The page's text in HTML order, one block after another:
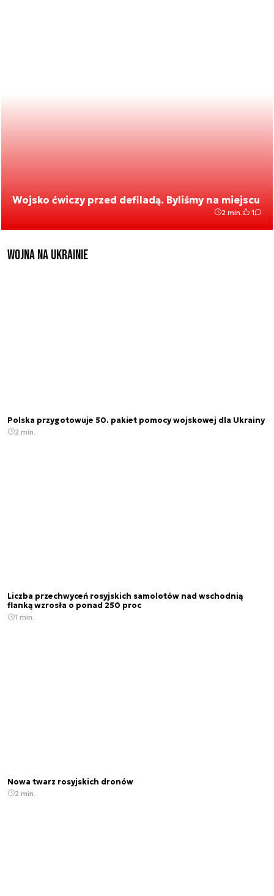
Wojsko ćwiczy przed defiladą. Byliśmy na miejscu
2 min. 1
Wojna na Ukrainie
Polska przygotowuje 50. pakiet pomocy wojskowej dla Ukrainy
2 min.
Liczba przechwyceń rosyjskich samolotów nad wschodnią
flanką wzrosła o ponad 250 proc
1 min.
Nowa twarz rosyjskich dronów
2 min.